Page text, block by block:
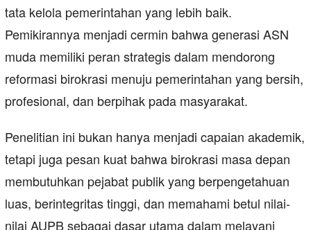
tata kelola pemerintahan yang lebih baik.
Pemikirannya menjadi cermin bahwa generasi ASN
muda memiliki peran strategis dalam mendorong
reformasi birokrasi menuju pemerintahan yang bersih,
profesional, dan berpihak pada masyarakat.
Penelitian ini bukan hanya menjadi capaian akademik,
tetapi juga pesan kuat bahwa birokrasi masa depan
membutuhkan pejabat publik yang berpengetahuan
luas, berintegritas tinggi, dan memahami betul nilai-
nilai AUPB sebagai dasar utama dalam melayani